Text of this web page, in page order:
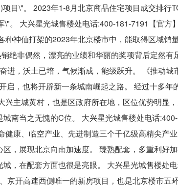
目\"。 2023年1-8月北京商品住宅项目成交排行
。 大兴星光城售楼处电话:400-181-7191【官方
神仙打架的2023年北京楼市中，能取得区域销
绝非偶然，漂亮的业绩和华丽的奖项背后定然有
进，沃土已培，气候渐成，能级跃升。 《推动城
启，也将开辟新一条城南崛起之路。 经过十多年
主城黄村，也是区政府所在地，区位优势明显
南当之无愧的C位。 大兴星光城售楼处电话
健康、临空产业、先进制造三个千亿级高精尖产
，展现北京向南加速度。 臻熟配套，多重利好
，在配套方面也很是亮眼。 大兴星光城售楼处
京开高速西侧唯一的新房项目，也是北京楼市五